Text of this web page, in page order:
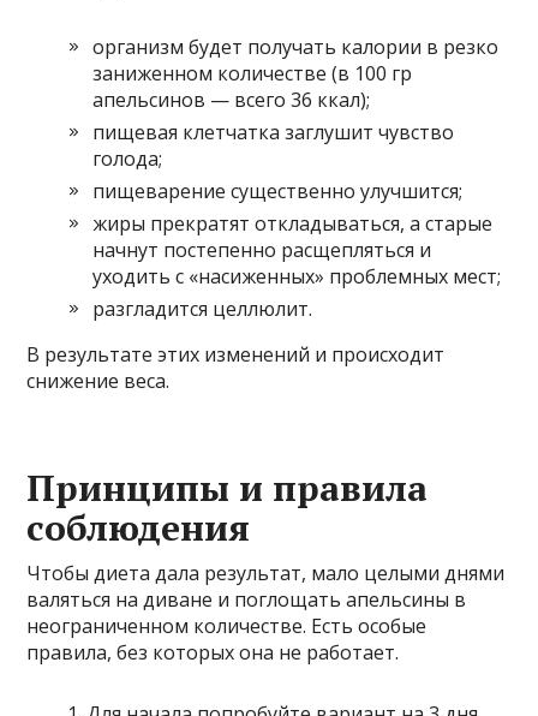
организм будет получать калории в резко
заниженном количестве (в 100 гр
апельсинов — всего 36 ккал);
пищевая клетчатка заглушит чувство
голода;
пищеварение существенно улучшится;
жиры прекратят откладываться, а старые
начнут постепенно расщепляться и
уходить с «насиженных» проблемных мест;
разгладится целлюлит.
В результате этих изменений и происходит
снижение веса.
Принципы и правила
соблюдения
Чтобы диета дала результат, мало целыми днями
валяться на диване и поглощать апельсины в
неограниченном количестве. Есть особые
правила, без которых она не работает.